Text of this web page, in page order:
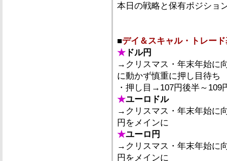
本日の戦略と保有ポジショ
■デイ＆スキャル・トレー
★ ドル円
→クリスマス・年末年始に
に動かず慎重に押し目待ち
・押し目→107円後半～109
★ユーロドル
→クリスマス・年末年始に
円をメインに
★ユーロ円
→クリスマス・年末年始に
円をメインに